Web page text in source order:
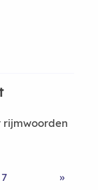
rijmwoorden
7 »